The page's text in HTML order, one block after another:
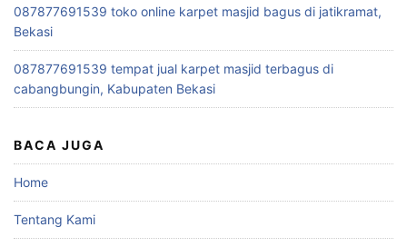
087877691539 toko online karpet masjid bagus di jatikramat,
Bekasi
087877691539 tempat jual karpet masjid terbagus di
cabangbungin, Kabupaten Bekasi
BACA JUGA
Home
Tentang Kami